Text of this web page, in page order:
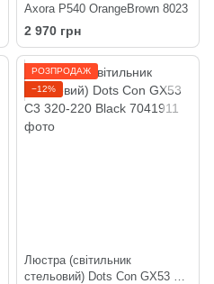
Axora P540 OrangeBrown 8023
2 970 грн
РОЗПРОДАЖ
−12%
Люстра (світильник
стельовий) Dots Con GX53 C3